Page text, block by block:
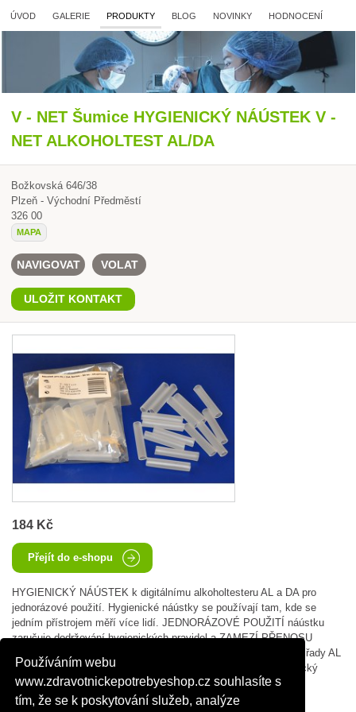
Používáním webu
www.zdravotnickepotrebyeshop.cz souhlasíte s
tím, že se k poskytování služeb, analýze
ÚVOD GALERIE PRODUKTY BLOG NOVINKY HODNOCENÍ
V - NET Šumice HYGIENICKÝ NÁÚSTEK V -
NET ALKOHOLTEST AL/DA
Božkovská 646/38
Plzeň - Východní Předměstí
326 00
MAPA
NAVIGOVAT VOLAT
ULOŽIT KONTAKT
184 Kč
Přejít do e-shopu
HYGIENICKÝ NÁÚSTEK k digitálnímu alkoholtesteru AL a DA pro
jednorázové použití. Hygienické náústky se používají tam, kde se
jedním přístrojem měří více lidí. JEDNORÁZOVÉ POUŽITÍ náústku
zaručuje dodržování hygienických pravidel a ZAMEZÍ PŘENOSU
INFEKCE. Hygienický náústek je kompatiblilní s alkoholtestery řady AL
a DA. Výrobce: V - NET Šumice Balení: sada 50 kusů (hygienický
náústek) Dostupnost: zboží je skladem